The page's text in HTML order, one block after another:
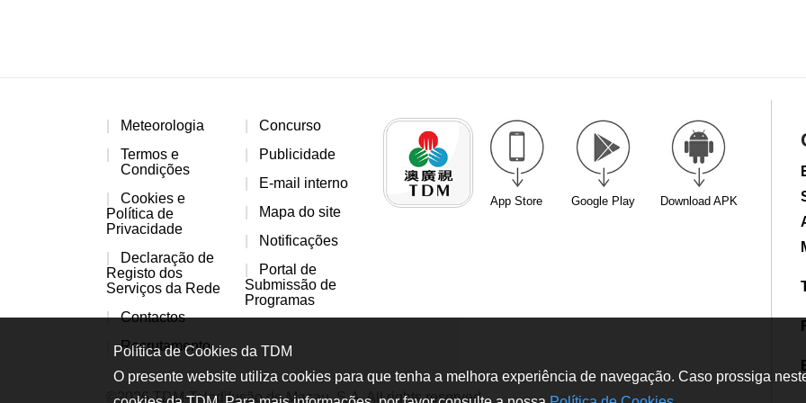
Meteorologia
Termos e
Condições
Cookies e
Política de
Privacidade
Declaração de
Registo dos
Serviços da Rede
Contactos
Recrutamento
Concurso
Publicidade
E-mail interno
Mapa do site
Notificações
Portal de
Submissão de
Programas
App Store Google Play Download APK
©2026 TDM-Teledifusão de Macau, S.A. All rights reserved
Política de Cookies da TDM
O presente website utiliza cookies para que tenha a melhora experiência de navegação. Caso prossiga